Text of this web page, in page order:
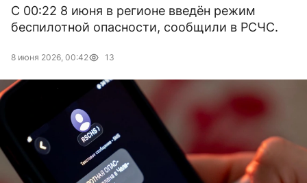
С 00:22 8 июня в регионе введён режим
беспилотной опасности, сообщили в РСЧС.
8 июня 2026, 00:42 13